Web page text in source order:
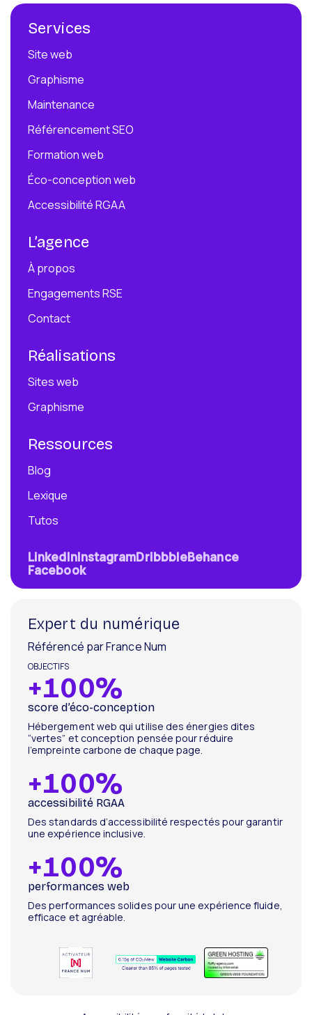
Services
Site web
Graphisme
Maintenance
Référencement SEO
Formation web
Éco-conception web
Accessibilité RGAA
L’agence
À propos
Engagements RSE
Contact
Réalisations
Sites web
Graphisme
Ressources
Blog
Lexique
Tutos
LinkedInInstagramDribbbleBehance
Facebook
Expert du numérique
Référencé par France Num
+100%
score d’éco-conception
Hébergement web qui utilise des énergies dites
“vertes” et conception pensée pour réduire
l’empreinte carbone de chaque page.
+100%
accessibilité RGAA
Des standards d’accessibilité respectés pour garantir
une expérience inclusive.
+100%
performances web
Des performances solides pour une expérience fluide,
efficace et agréable.